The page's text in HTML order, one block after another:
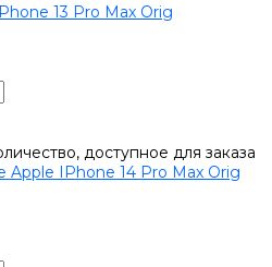
13 Pro Max Orig
доступное для заказа
Apple IPhone 14 Pro Max Orig